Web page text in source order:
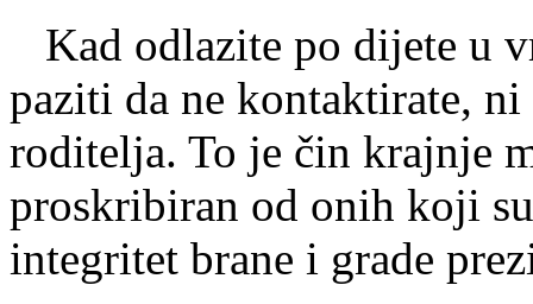
Kad odlazite po dijete u
paziti da ne kontaktirate,
roditelja. To je čin krajnje
proskribiran od onih koji
integritet brane i grade